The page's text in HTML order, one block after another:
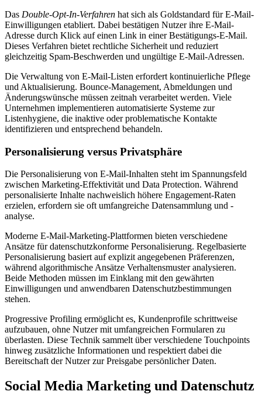
Das Double-Opt-In-Verfahren hat sich als Goldstandard für E-Mail-
Einwilligungen etabliert. Dabei bestätigen Nutzer ihre E-Mail-
Adresse durch Klick auf einen Link in einer Bestätigungs-E-Mail.
Dieses Verfahren bietet rechtliche Sicherheit und reduziert
gleichzeitig Spam-Beschwerden und ungültige E-Mail-Adressen.
Die Verwaltung von E-Mail-Listen erfordert kontinuierliche Pflege
und Aktualisierung. Bounce-Management, Abmeldungen und
Änderungswünsche müssen zeitnah verarbeitet werden. Viele
Unternehmen implementieren automatisierte Systeme zur
Listenhygiene, die inaktive oder problematische Kontakte
identifizieren und entsprechend behandeln.
Personalisierung versus Privatsphäre
Die Personalisierung von E-Mail-Inhalten steht im Spannungsfeld
zwischen Marketing-Effektivität und Data Protection. Während
personalisierte Inhalte nachweislich höhere Engagement-Raten
erzielen, erfordern sie oft umfangreiche Datensammlung und -
analyse.
Moderne E-Mail-Marketing-Plattformen bieten verschiedene
Ansätze für datenschutzkonforme Personalisierung. Regelbasierte
Personalisierung basiert auf explizit angegebenen Präferenzen,
während algorithmische Ansätze Verhaltensmuster analysieren.
Beide Methoden müssen im Einklang mit den gewährten
Einwilligungen und anwendbaren Datenschutzbestimmungen
stehen.
Progressive Profiling ermöglicht es, Kundenprofile schrittweise
aufzubauen, ohne Nutzer mit umfangreichen Formularen zu
überlasten. Diese Technik sammelt über verschiedene Touchpoints
hinweg zusätzliche Informationen und respektiert dabei die
Bereitschaft der Nutzer zur Preisgabe persönlicher Daten.
Social Media Marketing und Datenschutz